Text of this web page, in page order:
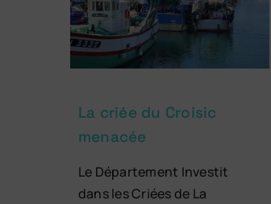
La criée du Croisic
menacée
Le Département Investit
dans les Criées de La